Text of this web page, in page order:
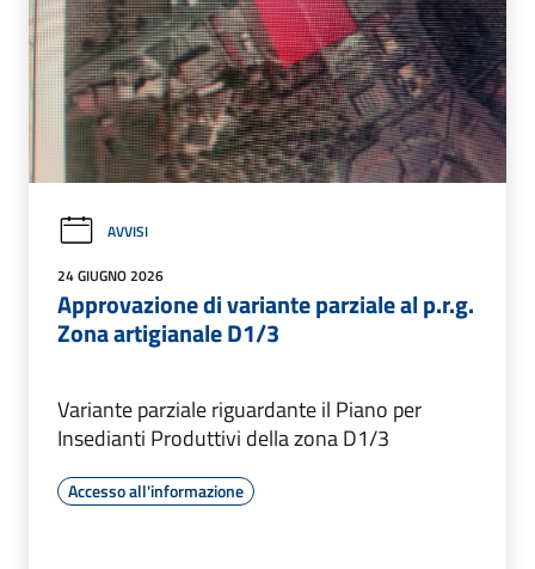
AVVISI
24 GIUGNO 2026
Approvazione di variante parziale al p.r.g.
Zona artigianale D1/3
Variante parziale riguardante il Piano per
Insedianti Produttivi della zona D1/3
Accesso all'informazione